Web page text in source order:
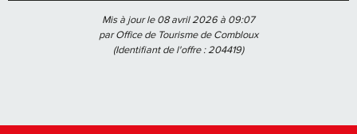
Mis à jour le 08 avril 2026 à 09:07
par Office de Tourisme de Combloux
(Identifiant de l'offre :204419)